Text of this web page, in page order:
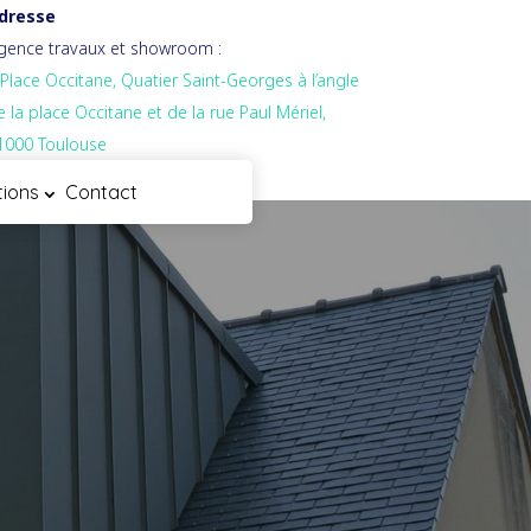
travaux et showroom :
Occitane, Quatier Saint-Georges à l’angle
la place Occitane et de la rue Paul Mériel,
Toulouse
Contact